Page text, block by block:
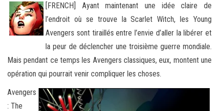
[FRENCH] Ayant maintenant une idée claire de
l’endroit où se trouve la Scarlet Witch, les Young
Avengers sont tiraillés entre l’envie d’aller la libérer et
la peur de déclencher une troisième guerre mondiale.
Mais pendant ce temps les Avengers classiques, eux, montent une
opération qui pourrait venir compliquer les choses.
Avengers
: The